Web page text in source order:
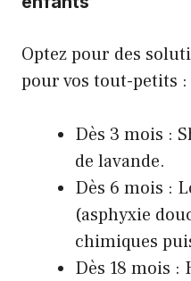
Optez pour des
pour vos tout-petits :
Dès 3 mois :
de lavande.
Dès 6 mois :
(asphyxie
chimiques
Dès 18 mois :